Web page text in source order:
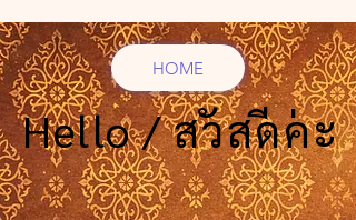
HOME
Hello / สวัสดีค่ะ
Hello / สวัสดีค่ะ